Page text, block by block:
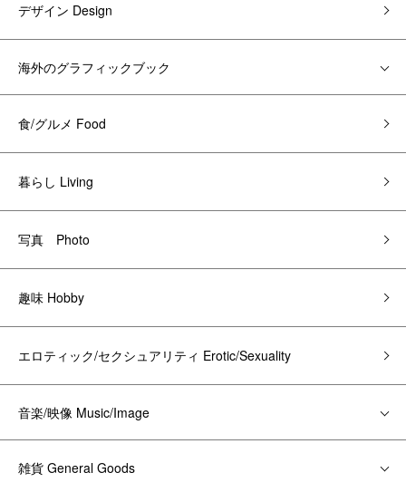
デザイン Design
海外のグラフィックブック
食/グルメ Food
暮らし Living
写真 Photo
趣味 Hobby
エロティック/セクシュアリティ Erotic/Sexuality
音楽/映像 Music/Image
雑貨 General Goods